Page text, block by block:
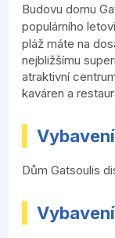
Budovu domu
populárního
pláž máte na
nejbližšímu
atraktivní
kaváren a
Dům Gatsoulis